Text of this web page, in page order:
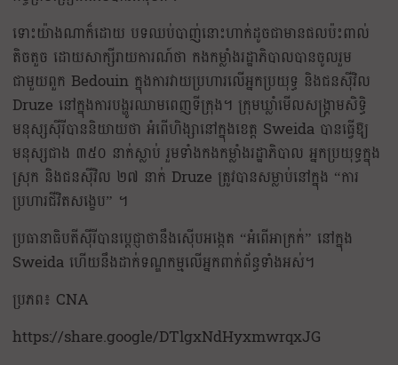
ទោះយ៉ាងណាក៏ដោយ បទឈប់បាញ់នោះហាក់ដូចជាមានផលប៉ះពាល់
តិចតួច ដោយសាក្សីរាយការណ៍ថា កងកម្លាំងរដ្ឋាភិបាលបានចូលរួម
ជាមួយពួក Bedouin ក្នុងការវាយប្រហារលើអ្នកប្រយុទ្ធ និងជនស៊ីវិល
Druze នៅក្នុងការបង្ហូរឈាមពេញទីក្រុង។ ក្រុមឃ្លាំមើលសង្រ្គាមសិទ្ធិ
មនុស្សស៊ីរីបាននិយាយថា អំពើហិង្សានៅក្នុងខេត្ត Sweida បានធ្វើឱ្យ
មនុស្សជាង ៣៥០ នាក់ស្លាប់ រួមទាំងកងកម្លាំងរដ្ឋាភិបាល អ្នកប្រយុទ្ធក្នុង
ស្រុក និងជនស៊ីវិល ២៧ នាក់ Druze ត្រូវបានសម្លាប់នៅក្នុង “ការ
ប្រហារជីវិតសង្ខេប” ។
ប្រធានាធិបតីស៊ីរីបានប្តេជ្ញាថានឹងស៊ើបអង្កេត “អំពើអាក្រក់” នៅក្នុង
Sweida ហើយនឹងដាក់ទណ្ឌកម្មលើអ្នកពាក់ព័ន្ធទាំងអស់។
ប្រភព៖ CNA
https://share.google/DTlgxNdHyxmwrqxJG